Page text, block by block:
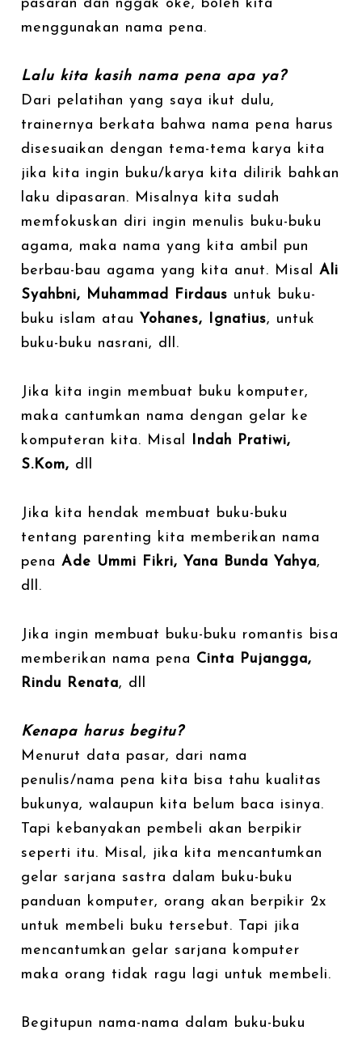
pasaran dan nggak oke, boleh kita
menggunakan nama pena.
Lalu kita kasih nama pena apa ya?
Dari pelatihan yang saya ikut dulu,
trainernya berkata bahwa nama pena harus
disesuaikan dengan tema-tema karya kita
jika kita ingin buku/karya kita dilirik bahkan
laku dipasaran. Misalnya kita sudah
memfokuskan diri ingin menulis buku-buku
agama, maka nama yang kita ambil pun
berbau-bau agama yang kita anut. Misal Ali
Syahbni, Muhammad Firdaus untuk buku-
buku islam atau Yohanes, Ignatius, untuk
buku-buku nasrani, dll.
Jika kita ingin membuat buku komputer,
maka cantumkan nama dengan gelar ke
komputeran kita. Misal Indah Pratiwi,
S.Kom, dll
Jika kita hendak membuat buku-buku
tentang parenting kita memberikan nama
pena Ade Ummi Fikri, Yana Bunda Yahya,
dll.
Jika ingin membuat buku-buku romantis bisa
memberikan nama pena Cinta Pujangga,
Rindu Renata, dll
Kenapa harus begitu?
Menurut data pasar, dari nama
penulis/nama pena kita bisa tahu kualitas
bukunya, walaupun kita belum baca isinya.
Tapi kebanyakan pembeli akan berpikir
seperti itu. Misal, jika kita mencantumkan
gelar sarjana sastra dalam buku-buku
panduan komputer, orang akan berpikir 2x
untuk membeli buku tersebut. Tapi jika
mencantumkan gelar sarjana komputer
maka orang tidak ragu lagi untuk membeli.
Begitupun nama-nama dalam buku-buku